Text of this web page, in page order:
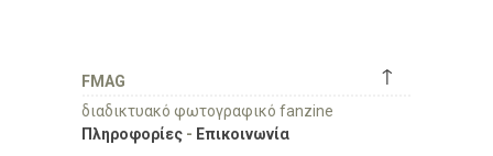
↑
FMAG
διαδικτυακό φωτογραφικό fanzine
Πληροφορίες - Επικοινωνία